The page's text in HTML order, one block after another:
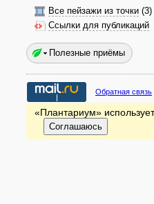
Все пейзажи из точки (3)
Ссылки для публикаций
Полезные приёмы
Обратная связь
«Плантариум»
Соглашаюсь